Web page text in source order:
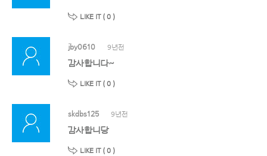
LIKE IT ( 0 )
jby0610 9년전
감사합니다~
LIKE IT ( 0 )
skdbs125 9년전
감사합니당
LIKE IT ( 0 )